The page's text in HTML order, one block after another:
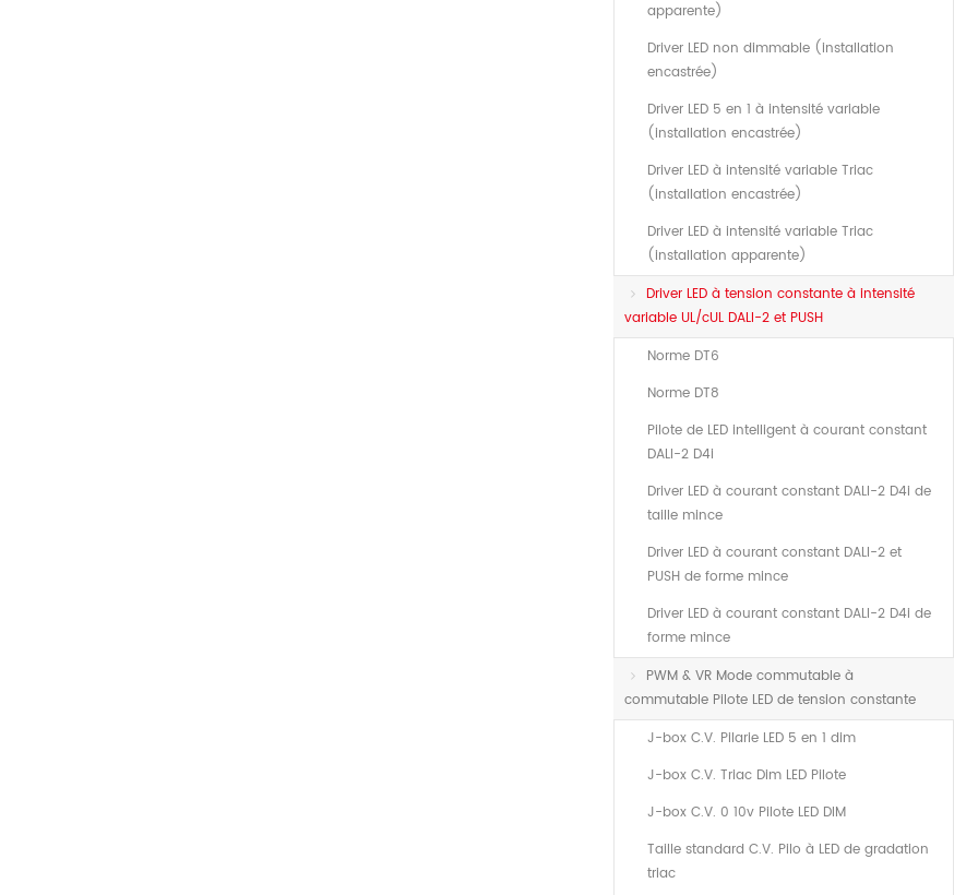
apparente)
Driver LED non dimmable (installation
encastrée)
Driver LED 5 en 1 à intensité variable
(installation encastrée)
Driver LED à intensité variable Triac
(installation encastrée)
Driver LED à intensité variable Triac
(installation apparente)
Driver LED à tension constante à intensité
variable UL/cUL DALI-2 et PUSH
Norme DT6
Norme DT8
Pilote de LED intelligent à courant constant
DALI-2 D4i
Driver LED à courant constant DALI-2 D4i de
taille mince
Driver LED à courant constant DALI-2 et
PUSH de forme mince
Driver LED à courant constant DALI-2 D4i de
forme mince
PWM & VR Mode commutable à
commutable Pilote LED de tension constante
J-box C.V. Pilarie LED 5 en 1 dim
J-box C.V. Triac Dim LED Pilote
J-box C.V. 0 10v Pilote LED DIM
Taille standard C.V. Pilo à LED de gradation
triac